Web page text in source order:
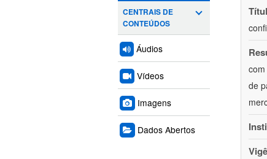
CENTRAIS DE
CONTEÚDOS
Áudios
Vídeos
Imagens
Dados Abertos
de